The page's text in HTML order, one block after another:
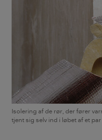
Isolering af de rør, der fører
tjent sig selv ind i løbet af et